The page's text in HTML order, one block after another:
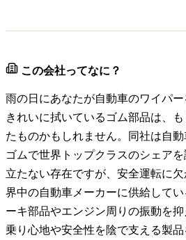
この会社ってなに？
雨の日にあなたが自動車のワイパ
きれいに拭いているゴム部品は、
たものかもしれません。同社は自
ゴムで世界トップクラスのシェア
立たない存在ですが、安全運転に
界中の自動車メーカーに供給して
ーキ部品やエンジン周りの振動を
乗り心地や安全性を陰で支える製